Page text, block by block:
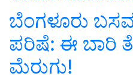
ಬೆಂಗಳೂರು
ಪರಿಷೆ: ಈ ಬಾರಿ
ಮೆರುಗು!